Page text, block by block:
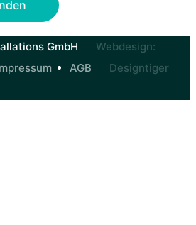
GmbH
AGB
Webdesign:
Designtiger